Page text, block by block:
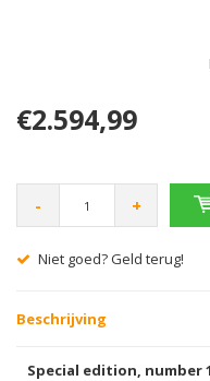
€2.594,99
- +
Niet goed? Geld terug!
Beschrijving
Special edition, number